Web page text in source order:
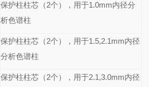
保护柱柱芯（2个），用于1.0mm内径分
析色谱柱
保护柱柱芯（2个），用于1.5,2.1mm内径
分析色谱柱
保护柱柱芯（2个），用于2.1,3.0mm内径